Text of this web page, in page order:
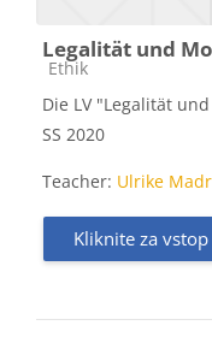
Legalität und
Kategorija predmeta
Ethik
Die LV "Legalität
SS 2020
Teacher: Ulrike
Kliknite za